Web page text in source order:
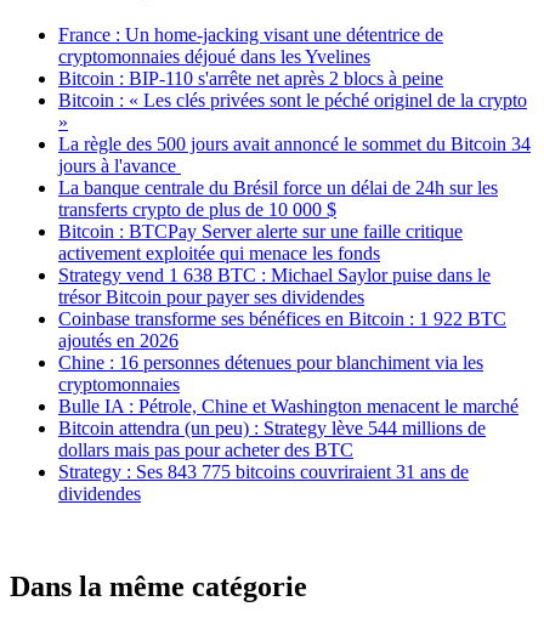
France : Un home-jacking visant une détentrice de
cryptomonnaies déjoué dans les Yvelines
Bitcoin : BIP-110 s'arrête net après 2 blocs à peine
Bitcoin : « Les clés privées sont le péché originel de la crypto
»
La règle des 500 jours avait annoncé le sommet du Bitcoin 34
jours à l'avance
La banque centrale du Brésil force un délai de 24h sur les
transferts crypto de plus de 10 000 $
Bitcoin : BTCPay Server alerte sur une faille critique
activement exploitée qui menace les fonds
Strategy vend 1 638 BTC : Michael Saylor puise dans le
trésor Bitcoin pour payer ses dividendes
Coinbase transforme ses bénéfices en Bitcoin : 1 922 BTC
ajoutés en 2026
Chine : 16 personnes détenues pour blanchiment via les
cryptomonnaies
Bulle IA : Pétrole, Chine et Washington menacent le marché
Bitcoin attendra (un peu) : Strategy lève 544 millions de
dollars mais pas pour acheter des BTC
Strategy : Ses 843 775 bitcoins couvriraient 31 ans de
dividendes
Dans la même catégorie